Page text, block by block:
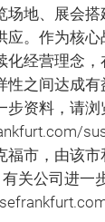
场地、展会
应。作为核心
化经营理念，
性之间达成有
步资料，请浏
福市，由该
有关公司进一